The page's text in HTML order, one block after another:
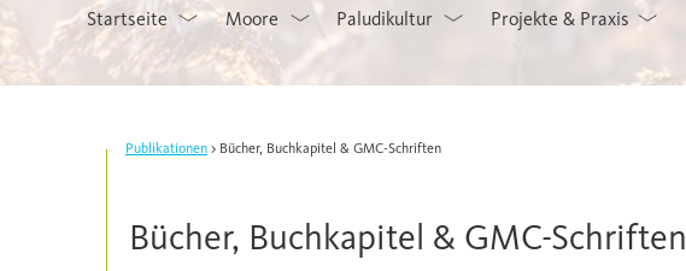
Startseite Moore Paludikultur Projekte & Praxis
Publikationen Bücher, Buchkapitel & GMC-Schriften
Bücher, Buchkapitel & GMC-Schriften